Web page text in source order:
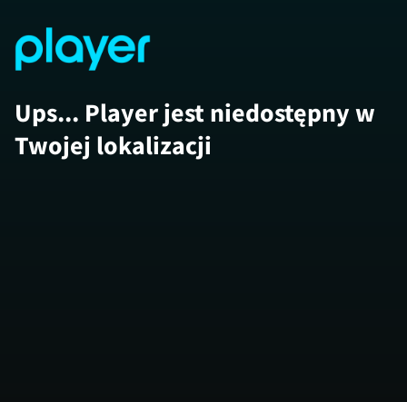
Ups... Player jest niedostępny w
Twojej lokalizacji